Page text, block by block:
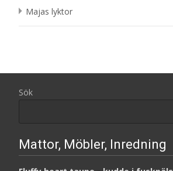
Majas lyktor
Sök
Mattor, Möbler, Inredning